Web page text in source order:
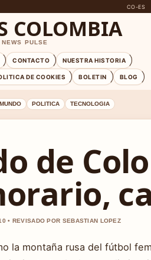
CO-ES
COLOMBIA
NEWS PULSE
CONTACTO NUESTRA HISTORIA
DE COOKIES BOLETIN BLOG
MUNDO POLITICA TECNOLOGIA
de
• REVISADO POR SEBASTIAN LOPEZ
la montaña rusa del fútbol